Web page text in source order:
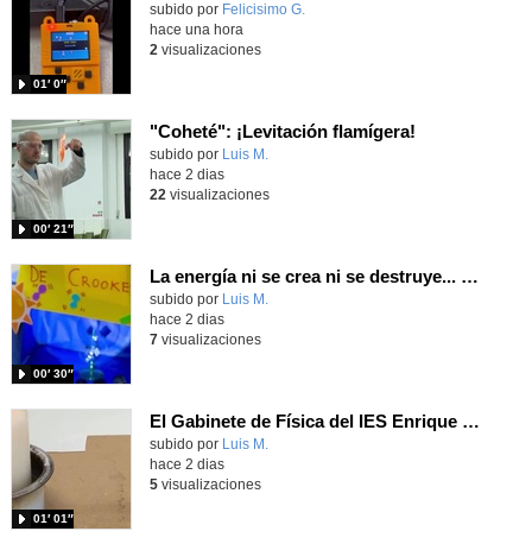
Contenido educativo.
subido por Felicisimo G.
01′ 0″
hace una hora
2 visualizaciones
"Coheté": ¡Levitación flamígera!
Contenido educativo.
subido por Luis M.
00′ 21″
hace 2 dias
22 visualizaciones
La energía ni se crea ni se destruye... ¡se experimenta! El Tierno en la Feria Madrid es Ciencia 2026
Contenido educativo.
subido por Luis M.
00′ 30″
hace 2 dias
7visualizaciones
El Gabinete de Física del IES Enrique Tierno Galván de Parla (Curso 25-26)
Contenido educativo.
subido por Luis M.
01′ 01″
hace 2 dias
5visualizaciones